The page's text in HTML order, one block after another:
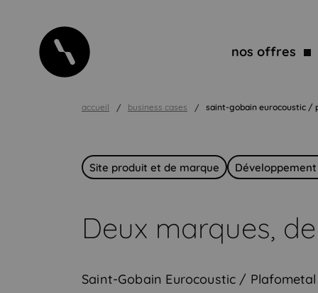
nos offres
accueil business cases saint-gobain eurocoustic /
Site produit et de marque
Deux marques,
Saint-Gobain Eurocoustic / Plafometal